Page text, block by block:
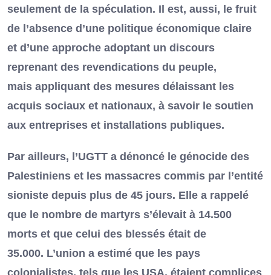
seulement de la spéculation. Il est, aussi, le fruit
de l’absence d’une politique économique claire
et d’une approche adoptant un discours
reprenant des revendications du peuple,
mais appliquant des mesures délaissant les
acquis sociaux et nationaux, à savoir le soutien
aux entreprises et installations publiques.
Par ailleurs, l’UGTT a dénoncé le génocide des
Palestiniens et les massacres commis par l’entité
sioniste depuis plus de 45 jours. Elle a rappelé
que le nombre de martyrs s’élevait à 14.500
morts et que celui des blessés était de
35.000. L’union a estimé que les pays
colonialistes, tels que les USA, étaient complices